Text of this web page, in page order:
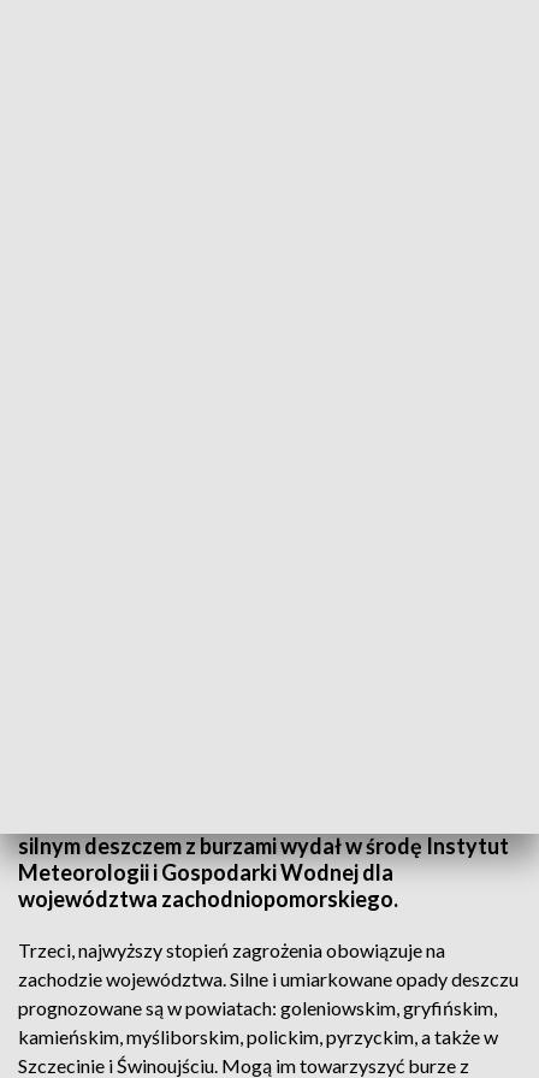
silnym deszczem z burzami wydał w środę Instytut
Meteorologii i Gospodarki Wodnej dla
województwa zachodniopomorskiego.
Trzeci, najwyższy stopień zagrożenia obowiązuje na
zachodzie województwa. Silne i umiarkowane opady deszczu
prognozowane są w powiatach: goleniowskim, gryfińskim,
kamieńskim, myśliborskim, polickim, pyrzyckim, a także w
Szczecinie i Świnoujściu. Mogą im towarzyszyć burze z